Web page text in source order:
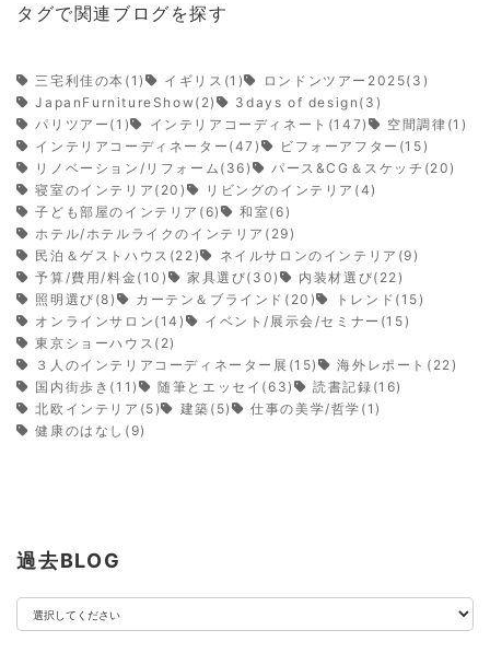
タグで関連ブログを探す
三宅利佳の本(1) イギリス(1)
ロンドンツアー2025(3)
JapanFurnitureShow(2)
3days of design(3)
パリツアー(1)
インテリアコーディネート(147)
空間調律(1)
インテリアコーディネーター(47)
ビフォーアフター(15)
リノベーション/リフォーム(36)
パース&CG＆スケッチ(20)
寝室のインテリア(20)
リビングのインテリア(4)
子ども部屋のインテリア(6)
和室(6)
ホテル/ホテルライクのインテリア(29)
民泊＆ゲストハウス(22)
ネイルサロンのインテリア(9)
予算/費用/料金(10)
家具選び(30)
内装材選び(22)
照明選び(8)
カーテン＆ブラインド(20)
トレンド(15)
オンラインサロン(14)
イベント/展示会/セミナー(15)
東京ショーハウス(2)
３人のインテリアコーディネーター展(15)
海外レポート(22)
国内街歩き(11)
随筆とエッセイ(63)
読書記録(16)
北欧インテリア(5)
建築(5)
仕事の美学/哲学(1)
健康のはなし(9)
過去BLOG